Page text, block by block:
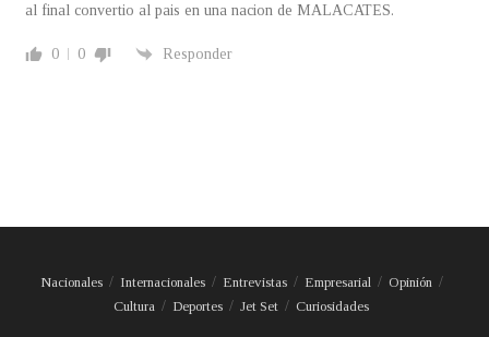
al final convertio al pais en una nacion de MALACATES.
0 0 Responder
Nacionales Internacionales Entrevistas Empresarial
Opinión
Cultura
Deportes Jet Set Curiosidades